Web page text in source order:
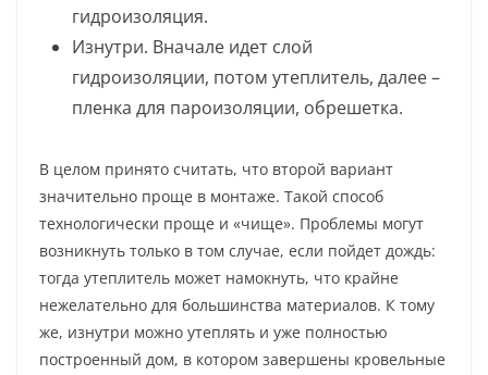
гидроизоляция.
Изнутри. Вначале идет слой
гидроизоляции, потом утеплитель, далее –
пленка для пароизоляции, обрешетка.
В целом принято считать, что второй вариант
значительно проще в монтаже. Такой способ
технологически проще и «чище». Проблемы могут
возникнуть только в том случае, если пойдет дождь:
тогда утеплитель может намокнуть, что крайне
нежелательно для большинства материалов. К тому
же, изнутри можно утеплять и уже полностью
построенный дом, в котором завершены кровельные